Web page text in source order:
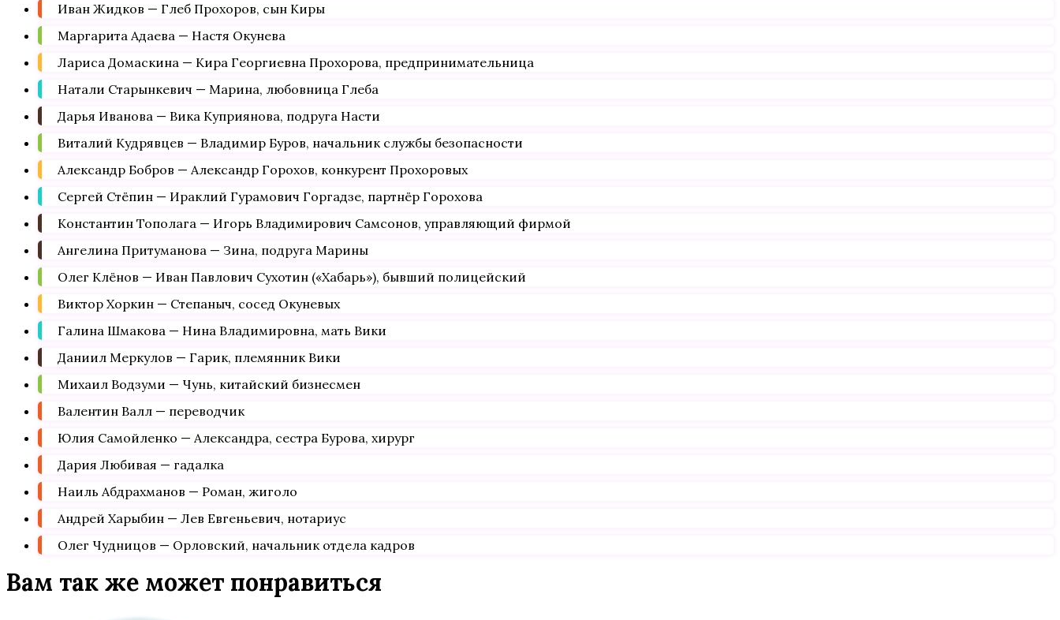
Иван Жидков — Глеб Прохоров, сын Киры
Маргарита Адаева — Настя Окунева
Лариса Домаскина — Кира Георгиевна Прохорова, предпринимательница
Натали Старынкевич — Марина, любовница Глеба
Дарья Иванова — Вика Куприянова, подруга Насти
Виталий Кудрявцев — Владимир Буров, начальник службы безопасности
Александр Бобров — Александр Горохов, конкурент Прохоровых
Сергей Стёпин — Ираклий Гурамович Горгадзе, партнёр Горохова
Константин Тополага — Игорь Владимирович Самсонов, управляющий фирмой
Ангелина Притуманова — Зина, подруга Марины
Олег Клёнов — Иван Павлович Сухотин («Хабарь»), бывший полицейский
Виктор Хоркин — Степаныч, сосед Окуневых
Галина Шмакова — Нина Владимировна, мать Вики
Даниил Меркулов — Гарик, племянник Вики
Михаил Водзуми — Чунь, китайский бизнесмен
Валентин Валл — переводчик
Юлия Самойленко — Александра, сестра Бурова, хирург
Дария Любивая — гадалка
Наиль Абдрахманов — Роман, жиголо
Андрей Харыбин — Лев Евгеньевич, нотариус
Олег Чудницов — Орловский, начальник отдела кадров
Вам так же может понравиться